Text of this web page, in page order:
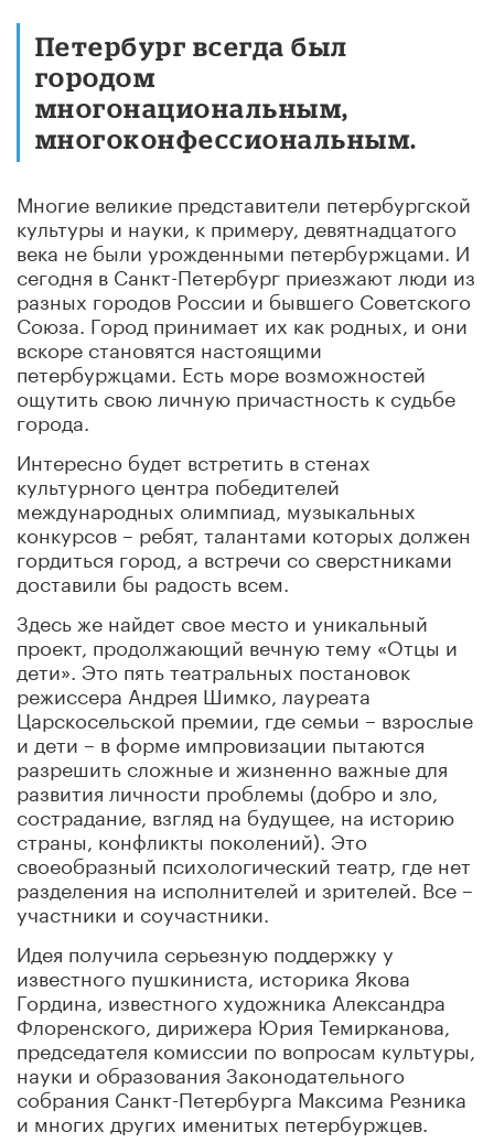
Петербург всегда был
городом
многонациональным,
многоконфессиональным.
Многие великие представители петербургской
культуры и науки, к примеру, девятнадцатого
века не были урожденными петербуржцами. И
сегодня в Санкт-Петербург приезжают люди из
разных городов России и бывшего Советского
Союза. Город принимает их как родных, и они
вскоре становятся настоящими
петербуржцами. Есть море возможностей
ощутить свою личную причастность к судьбе
города.
Интересно будет встретить в стенах
культурного центра победителей
международных олимпиад, музыкальных
конкурсов – ребят, талантами которых должен
гордиться город, а встречи со сверстниками
доставили бы радость всем.
Здесь же найдет свое место и уникальный
проект, продолжающий вечную тему «Отцы и
дети». Это пять театральных постановок
режиссера Андрея Шимко, лауреата
Царскосельской премии, где семьи – взрослые
и дети – в форме импровизации пытаются
разрешить сложные и жизненно важные для
развития личности проблемы (добро и зло,
сострадание, взгляд на будущее, на историю
страны, конфликты поколений). Это
своеобразный психологический театр, где нет
разделения на исполнителей и зрителей. Все –
участники и соучастники.
Идея получила серьезную поддержку у
известного пушкиниста, историка Якова
Гордина, известного художника Александра
Флоренского, дирижера Юрия Темирканова,
председателя комиссии по вопросам культуры,
науки и образования Законодательного
собрания Санкт-Петербурга Максима Резника
и многих других именитых петербуржцев.